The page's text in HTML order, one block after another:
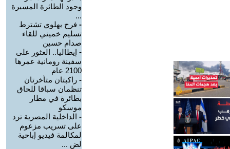
وجود الطائرة المسيرة
...
- فرح بهلوي تشترط
تسليم خميني للقاء
صدام حسين
- إيطاليا.. العثور على
سفينة رومانية عمرها
2100 عام
- راكبتان متأخرتان
تنظمان سباقا للحاق
بطائرة في مطار
موسكو
- الداخلية المصرية ترد
على تسريب مزعوم
لمكالمة فيديو إباحية
لض ...